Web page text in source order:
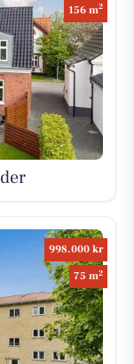
156 m2
998.000 kr
75 m2